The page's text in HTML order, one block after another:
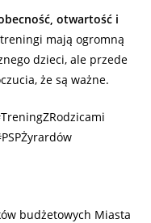
otwartość i
mają ogromną
dzieci, ale przede
że są ważne.
budżetowych Miasta